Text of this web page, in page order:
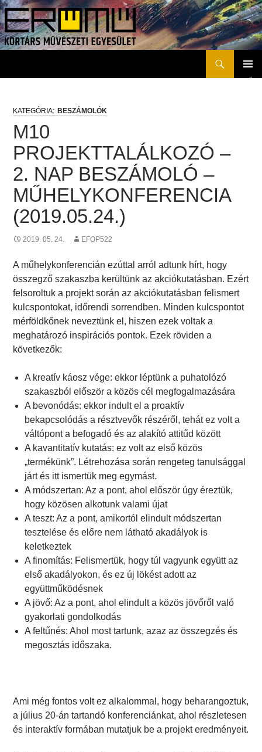
BESZÁMOLÓK
M10
PROJEKTTALÁLKOZÓ –
2. NAP BESZÁMOLÓ –
MŰHELYKONFERENCIA
(2019.05.24.)
2019. 05. 24. EFOP522
A műhelykonferencián ezúttal arról adtunk hírt, hogy
összegző szakaszba kerültünk az akciókutatásban. Ezért
felsoroltuk a projekt során az akciókutatásban felismert
kulcspontokat, időrendi sorrendben. Minden kulcspontot
mérföldkőnek neveztünk el, hiszen ezek voltak a
meghatározó inspirációs pontok. Ezek röviden a
következők:
A kreatív káosz vége: ekkor léptünk a puhatolózó
szakaszból először a közös cél megfogalmazására
A bevonódás: ekkor indult el a proaktív
bekapcsolódás a résztvevők részéről, tehát ez volt a
váltópont a befogadó és az alakító attitűd között
A kavantitatív kutatás: ez volt az első közös
„termékünk”. Létrehozása során rengeteg tanulsággal
járt és itt ismertük meg egymást.
A módszertan: Az a pont, ahol először úgy éreztük,
hogy közösen alkotunk valami újat
A teszt: Az a pont, amikortól elindult módszertan
tesztelése és előre nem látható akadályok is
keletkeztek
A finomítás: Felismertük, hogy túl vagyunk együtt az
első akadályokon, és ez új lökést adott az
együttműködésnek
A jövő: Az a pont, ahol elindult a közös jövőről való
gyakorlati gondolkodás
A feltűnés: Ahol most tartunk, azaz az összegzés és
megosztás időszaka.
Ami még fontos volt ez alkalommal, hogy beharangoztuk,
a július 20-án tartandó konferenciánkat, ahol részletesen
és interaktív formában mutatjuk be a projekt eredményeit.